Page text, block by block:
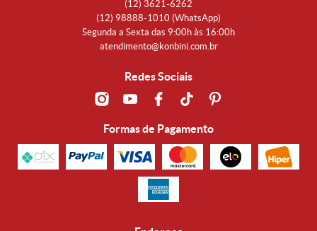
(12) 3621-6262
(12) 98888-1010 (WhatsApp)
Segunda a Sexta das 9:00h às 16:00h
atendimento@konbini.com.br
Redes Sociais
Formas de Pagamento